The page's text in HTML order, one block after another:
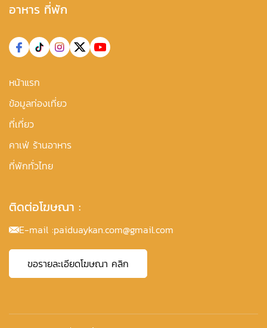
อาหาร ที่พัก
หน้าแรก
ข้อมูลท่องเที่ยว
ที่เที่ยว
คาเฟ่ ร้านอาหาร
ที่พักทั่วไทย
ติดต่อโฆษณา :
E-mail :paiduaykan.com@gmail.com
ขอรายละเอียดโฆษณา คลิก